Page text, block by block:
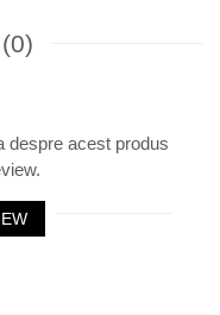
(0)
despre acest produs